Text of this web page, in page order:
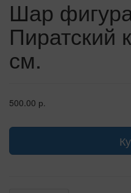
Шар
Пиратский
см.
500.00 р.